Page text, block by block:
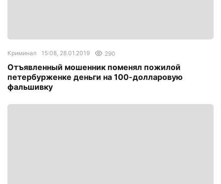
Криминал 15:08, 28.01.2019 290
Отъявленный мошенник поменял пожилой
петербурженке деньги на 100-долларовую
фальшивку